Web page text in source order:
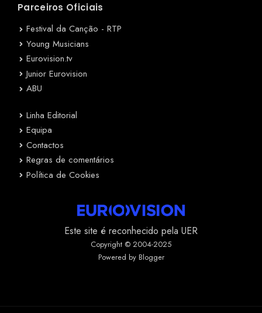
Parceiros Oficiais
Festival da Canção - RTP
Young Musicians
Eurovision.tv
Junior Eurovision
ABU
Linha Editorial
Equipa
Contactos
Regras de comentários
Política de Cookies
Este site é reconhecido pela UER
Copyright © 2004-2025
Powered by Blogger